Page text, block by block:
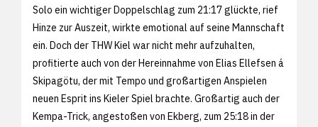
Solo ein wichtiger Doppelschlag zum 21:17 glückte, rief
Hinze zur Auszeit, wirkte emotional auf seine Mannschaft
ein. Doch der THW Kiel war nicht mehr aufzuhalten,
profitierte auch von der Hereinnahme von Elias Ellefsen á
Skipagötu, der mit Tempo und großartigen Anspielen
neuen Esprit ins Kieler Spiel brachte. Großartig auch der
Kempa-Trick, angestoßen von Ekberg, zum 25:18 in der